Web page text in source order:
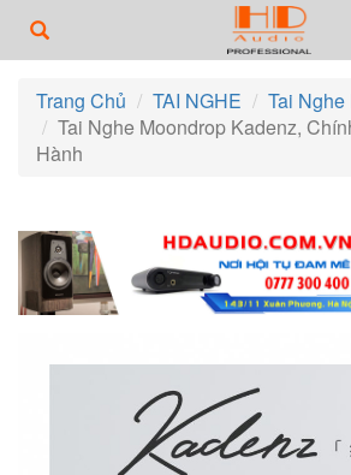
Trang Chủ TAI NGHE
Tai Nghe
Tai Nghe Moondrop Kadenz,
Hành